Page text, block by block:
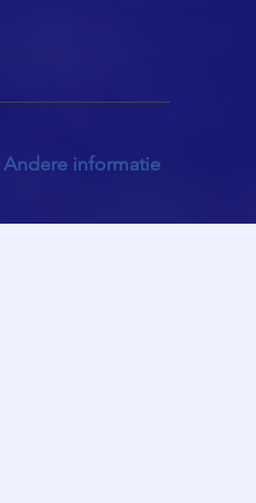
Andere informatie